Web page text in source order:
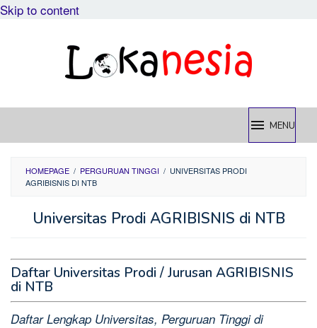
Skip to content
MENU
HOMEPAGE / PERGURUAN TINGGI / UNIVERSITAS PRODI
AGRIBISNIS DI NTB
Universitas Prodi AGRIBISNIS di NTB
Daftar Universitas Prodi / Jurusan AGRIBISNIS
di NTB
Daftar Lengkap Universitas, Perguruan Tinggi di